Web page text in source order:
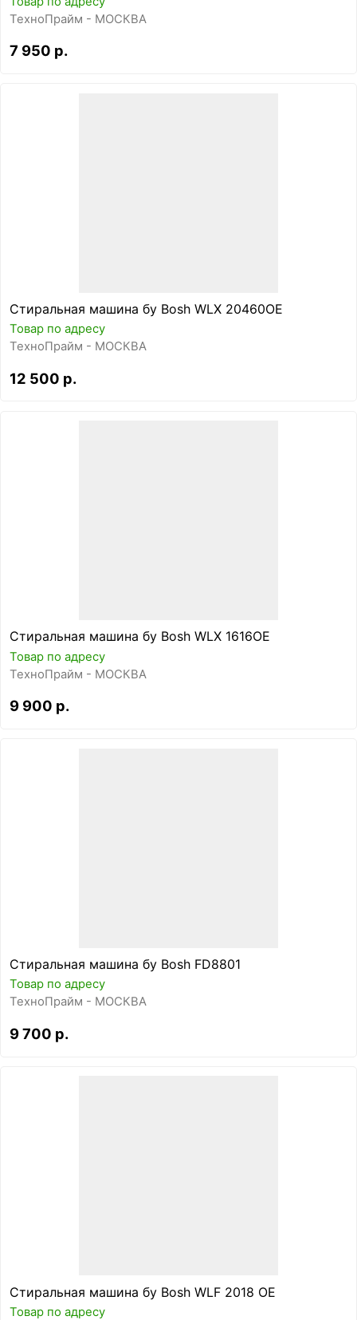
ТехноПрайм - МОСКВА
7 950 р.
Стиральная машина бу Bosh WLX 20460OE
Товар по адресу
ТехноПрайм - МОСКВА
12 500 р.
Стиральная машина бу Bosh WLX 1616OE
Товар по адресу
ТехноПрайм - МОСКВА
9 900 р.
Стиральная машина бу Bosh FD8801
Товар по адресу
ТехноПрайм - МОСКВА
9 700 р.
Стиральная машина бу Bosh WLF 2018 OE
Товар по адресу